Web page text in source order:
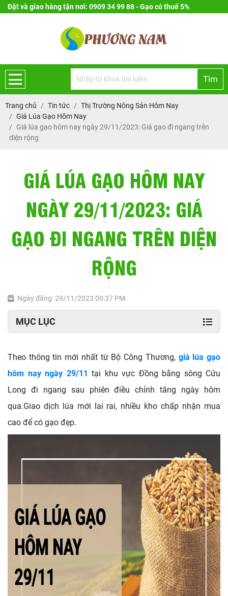
Đặt và giao hàng tận nơi: 0909 34 99 88 - Gạo có thuế 5%
Tìm
Trang chủ Tin tức
Thị Trường Nông Sản Hôm Nay
Giá Lúa Gạo Hôm Nay
Giá lúa gạo hôm nay ngày 29/11/2023: Giá gạo đi ngang trên
diện rộng
GIÁ LÚA GẠO HÔM NAY
NGÀY 29/11/2023: GIÁ
GẠO ĐI NGANG TRÊN DIỆN
RỘNG
Ngày đăng: 29/11/2023 09:37 PM
MỤC LỤC
Theo thông tin mới nhất từ Bộ Công Thương, giá lúa gạo
hôm nay ngày 29/11 tại khu vực Đồng bằng sông Cửu
Long đi ngang sau phiên điều chỉnh tăng ngày hôm
qua.Giao dịch lúa mới lai rai, nhiều kho chấp nhận mua
cao để có gạo đẹp.